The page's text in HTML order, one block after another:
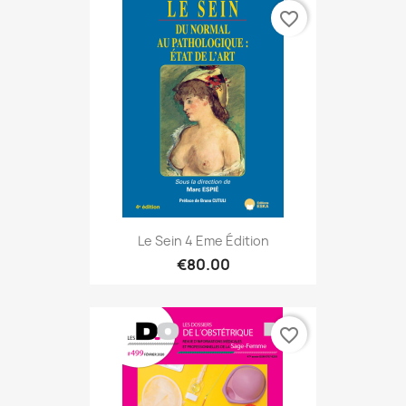
Le Sein 4 Eme Édition
€80.00
favorite_border
favorite_border